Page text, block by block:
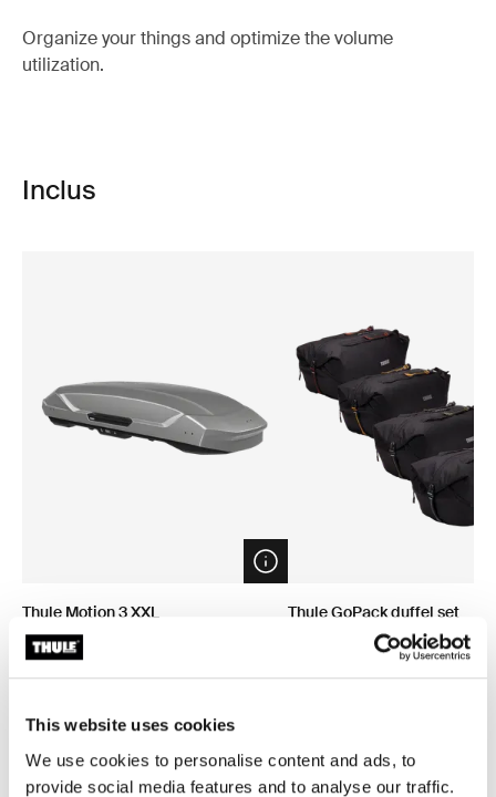
This website uses cookies
We use cookies to personalise content and ads, to
provide social media features and to analyse our traffic.
Organize your things and optimize the volume
utilization.
Inclus
Open info modal
Thule Motion 3 XXL
coffre de toit titan brillant
1 049,95 €
Thule GoPack duffel set
Ensemble de 4 sacs fourre-
coffres et galeries